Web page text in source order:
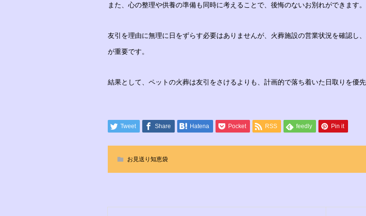
また、心の整理や供養の準備も同時に考えることで、後悔のないお別れができます。
友引を理由に無理に日をずらす必要はありませんが、火葬施設の営業状況を確認し
が重要です。
結果として、ペットの火葬は友引をさけるよりも、計画的で落ち着いた日取りを優
Tweet Share Hatena Pocket RSS feedly Pin it
お見送り知恵袋